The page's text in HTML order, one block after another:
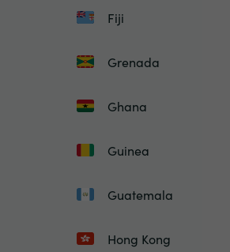
Fiji
Grenada
Ghana
Guinea
Guatemala
Hong Kong